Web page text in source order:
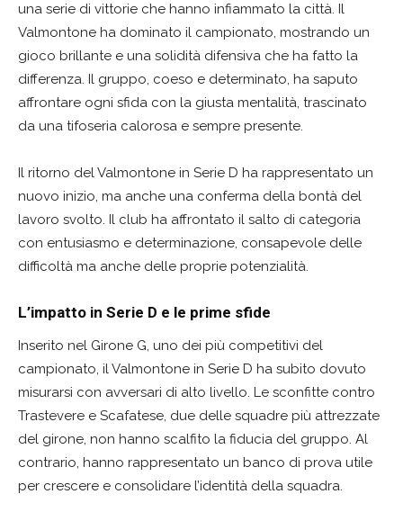
una serie di vittorie che hanno infiammato la città. Il
Valmontone ha dominato il campionato, mostrando un
gioco brillante e una solidità difensiva che ha fatto la
differenza. Il gruppo, coeso e determinato, ha saputo
affrontare ogni sfida con la giusta mentalità, trascinato
da una tifoseria calorosa e sempre presente.
Il ritorno del Valmontone in Serie D ha rappresentato un
nuovo inizio, ma anche una conferma della bontà del
lavoro svolto. Il club ha affrontato il salto di categoria
con entusiasmo e determinazione, consapevole delle
difficoltà ma anche delle proprie potenzialità.
L’impatto in Serie D e le prime sfide
Inserito nel Girone G, uno dei più competitivi del
campionato, il Valmontone in Serie D ha subito dovuto
misurarsi con avversari di alto livello. Le sconfitte contro
Trastevere e Scafatese, due delle squadre più attrezzate
del girone, non hanno scalfito la fiducia del gruppo. Al
contrario, hanno rappresentato un banco di prova utile
per crescere e consolidare l’identità della squadra.